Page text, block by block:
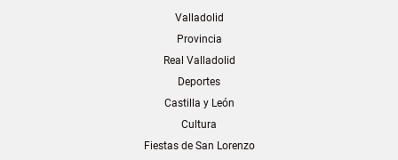
Valladolid
Provincia
Real Valladolid
Deportes
Castilla y León
Cultura
Fiestas de San Lorenzo